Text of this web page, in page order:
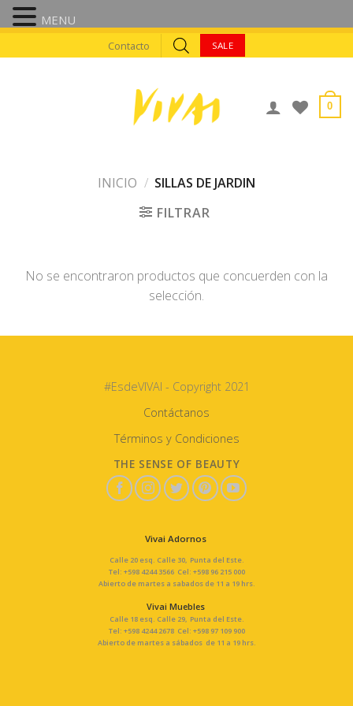
to
Contacto SALE
0
INICIO / SILLAS DE JARDIN
FILTRAR
No se encontraron productos que concuerden con la
selección.
#EsdeVIVAI - Copyright 2021
Contáctanos
Términos y Condiciones
THE SENSE OF BEAUTY
Vivai Adornos
Calle 20 esq. Calle 30, Punta del Este.
Tel: +598 4244 3566 Cel: +598 96 215 000
Abierto de martes a sabados de 11 a 19 hrs.
Vivai Muebles
Calle 18 esq. Calle 29, Punta del Este.
Tel: +598 4244 2678 Cel: +598 97 109 900
Abierto de martes a sábados de 11 a 19 hrs.
MENU